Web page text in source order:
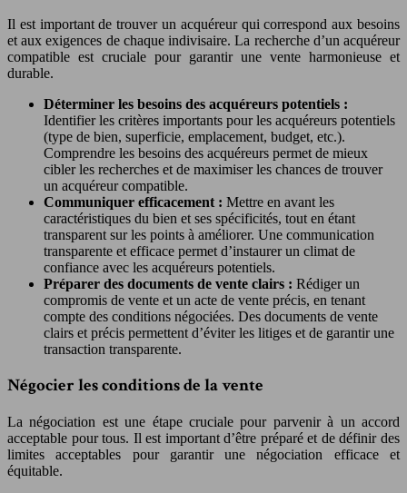
Il est important de trouver un acquéreur qui correspond aux besoins
et aux exigences de chaque indivisaire. La recherche d’un acquéreur
compatible est cruciale pour garantir une vente harmonieuse et
durable.
Déterminer les besoins des acquéreurs potentiels :
Identifier les critères importants pour les acquéreurs potentiels
(type de bien, superficie, emplacement, budget, etc.).
Comprendre les besoins des acquéreurs permet de mieux
cibler les recherches et de maximiser les chances de trouver
un acquéreur compatible.
Communiquer efficacement : Mettre en avant les
caractéristiques du bien et ses spécificités, tout en étant
transparent sur les points à améliorer. Une communication
transparente et efficace permet d’instaurer un climat de
confiance avec les acquéreurs potentiels.
Préparer des documents de vente clairs : Rédiger un
compromis de vente et un acte de vente précis, en tenant
compte des conditions négociées. Des documents de vente
clairs et précis permettent d’éviter les litiges et de garantir une
transaction transparente.
Négocier les conditions de la vente
La négociation est une étape cruciale pour parvenir à un accord
acceptable pour tous. Il est important d’être préparé et de définir des
limites acceptables pour garantir une négociation efficace et
équitable.